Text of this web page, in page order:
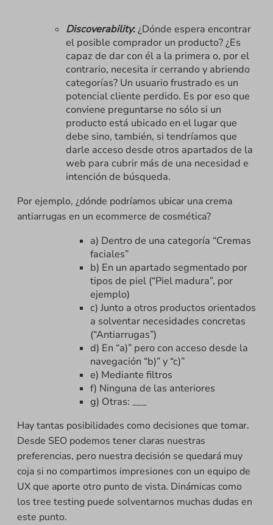
Discoverability:¿Dónde espera encontrar
el posible comprador un producto? ¿Es
capaz de dar con él a la primera o, por el
contrario, necesita ir cerrando y abriendo
categorías? Un usuario frustrado es un
potencial cliente perdido. Es por eso que
conviene preguntarse no sólo si un
producto está ubicado en el lugar que
debe sino, también, si tendríamos que
darle acceso desde otros apartados de la
web para cubrir más de una necesidad e
intención de búsqueda.
Por ejemplo, ¿dónde podríamos ubicar una crema
antiarrugas en un ecommerce de cosmética?
a) Dentro de una categoría “Cremas
faciales”
b) En un apartado segmentado por
tipos de piel (“Piel madura”, por
ejemplo)
c) Junto a otros productos orientados
a solventar necesidades concretas
(“Antiarrugas”)
d) En “a)” pero con acceso desde la
navegación “b)” y “c)”
e) Mediante filtros
f) Ninguna de las anteriores
g) Otras: ___
Hay tantas posibilidades como decisiones que tomar.
Desde SEO podemos tener claras nuestras
preferencias, pero nuestra decisión se quedará muy
coja si no compartimos impresiones con un equipo de
UX que aporte otro punto de vista. Dinámicas como
los tree testing puede solventarnos muchas dudas en
este punto.